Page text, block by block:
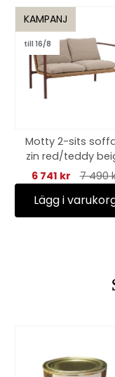
KAMPANJ
till 16/8
Motty 2-sits
zin red/teddy
dyna
6 741 kr 7 490
Lägg i